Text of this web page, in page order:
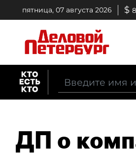
пятница, 07 августа 2026 $
ДП о